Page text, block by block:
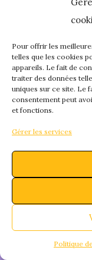
Pour offrir les
telles que les cookies
appareils. Le fait de
traiter des données
uniques sur ce site. Le
consentement peut
et fonctions.
Gérer les services
Politique